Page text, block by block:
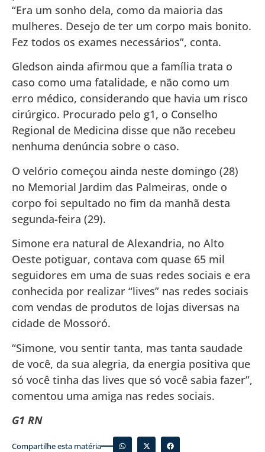
“Era um sonho dela, como da maioria das
mulheres. Desejo de ter um corpo mais bonito.
Fez todos os exames necessários”, conta.
Gledson ainda afirmou que a família trata o
caso como uma fatalidade, e não como um
erro médico, considerando que havia um risco
cirúrgico. Procurado pelo g1, o Conselho
Regional de Medicina disse que não recebeu
nenhuma denúncia sobre o caso.
O velório começou ainda neste domingo (28)
no Memorial Jardim das Palmeiras, onde o
corpo foi sepultado no fim da manhã desta
segunda-feira (29).
Simone era natural de Alexandria, no Alto
Oeste potiguar, contava com quase 65 mil
seguidores em uma de suas redes sociais e era
conhecida por realizar “lives” nas redes sociais
com vendas de produtos de lojas diversas na
cidade de Mossoró.
“Simone, vou sentir tanta, mas tanta saudade
de você, da sua alegria, da energia positiva que
só você tinha das lives que só você sabia fazer”,
comentou uma amiga nas redes sociais.
G1 RN
Compartilhe esta matéria